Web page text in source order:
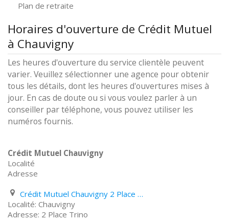
Plan de retraite
Horaires d'ouverture de Crédit Mutuel
à Chauvigny
Les heures d'ouverture du service clientèle peuvent
varier. Veuillez sélectionner une agence pour obtenir
tous les détails, dont les heures d'ouvertures mises à
jour. En cas de doute ou si vous voulez parler à un
conseiller par téléphone, vous pouvez utiliser les
numéros fournis.
Crédit Mutuel Chauvigny
Localité
Adresse
Crédit Mutuel Chauvigny 2 Place Trino
Chauvigny
2 Place Trino